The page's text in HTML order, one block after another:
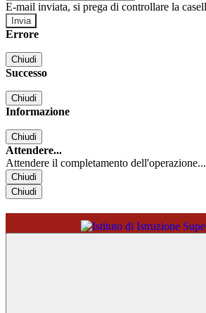
E-mail inviata, si prega di controllare la
Errore
Chiudi
Successo
Chiudi
Informazione
Chiudi
Attendere...
Attendere il completamento dell'operazione...
Chiudi
Chiudi